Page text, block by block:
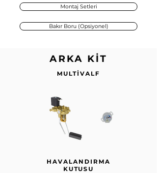
Montaj Setleri
Bakır Boru (Opsiyonel)
ARKA KİT
MULTİVALF
HAVALANDIRMA
KUTUSU